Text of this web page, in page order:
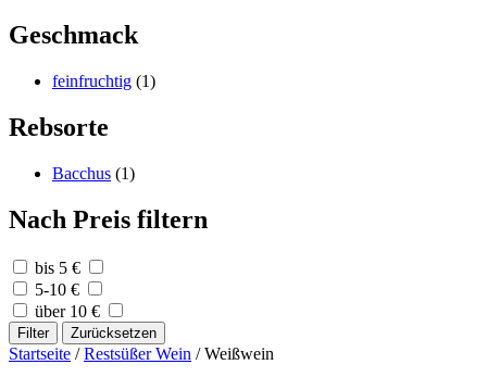
Geschmack
feinfruchtig (1)
Rebsorte
Bacchus (1)
Nach Preis filtern
bis 5 €
5-10 €
über 10 €
Filter Zurücksetzen
Startseite /Restsüßer Wein / Weißwein